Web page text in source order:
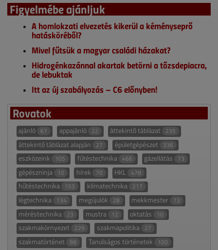
Figyelmébe ajánljuk
A homlokzati elvezetés kikerül a kéményseprő
hatásköréből?
Mivel fűtsük a magyar családi házakat?
Hidrogénkazánnal akartak betörni a tőzsdepiacra,
de lebuktak
Itt az új szabályozás – C6 előnyben!
Rovatok
ajánló 67 appajánló 22 áttekintő táblázat 235
áttekintő táblázat alapján 27 épületgépészet 336
eszközeink 105 fűtéstechnika 466 gázellátás 73
gépészninja 10 hírek 70 HKL 478
hűtéstechnika 153 klímatechnika 217
légtechnika 134 megújulók 28 mekkmester 73
méréstechnika 23 mustra 12 oktatás 10
szakmakörnyezet 229 szakmapolitika 27
szakmatörténet 98 Tanulságos történetek 100